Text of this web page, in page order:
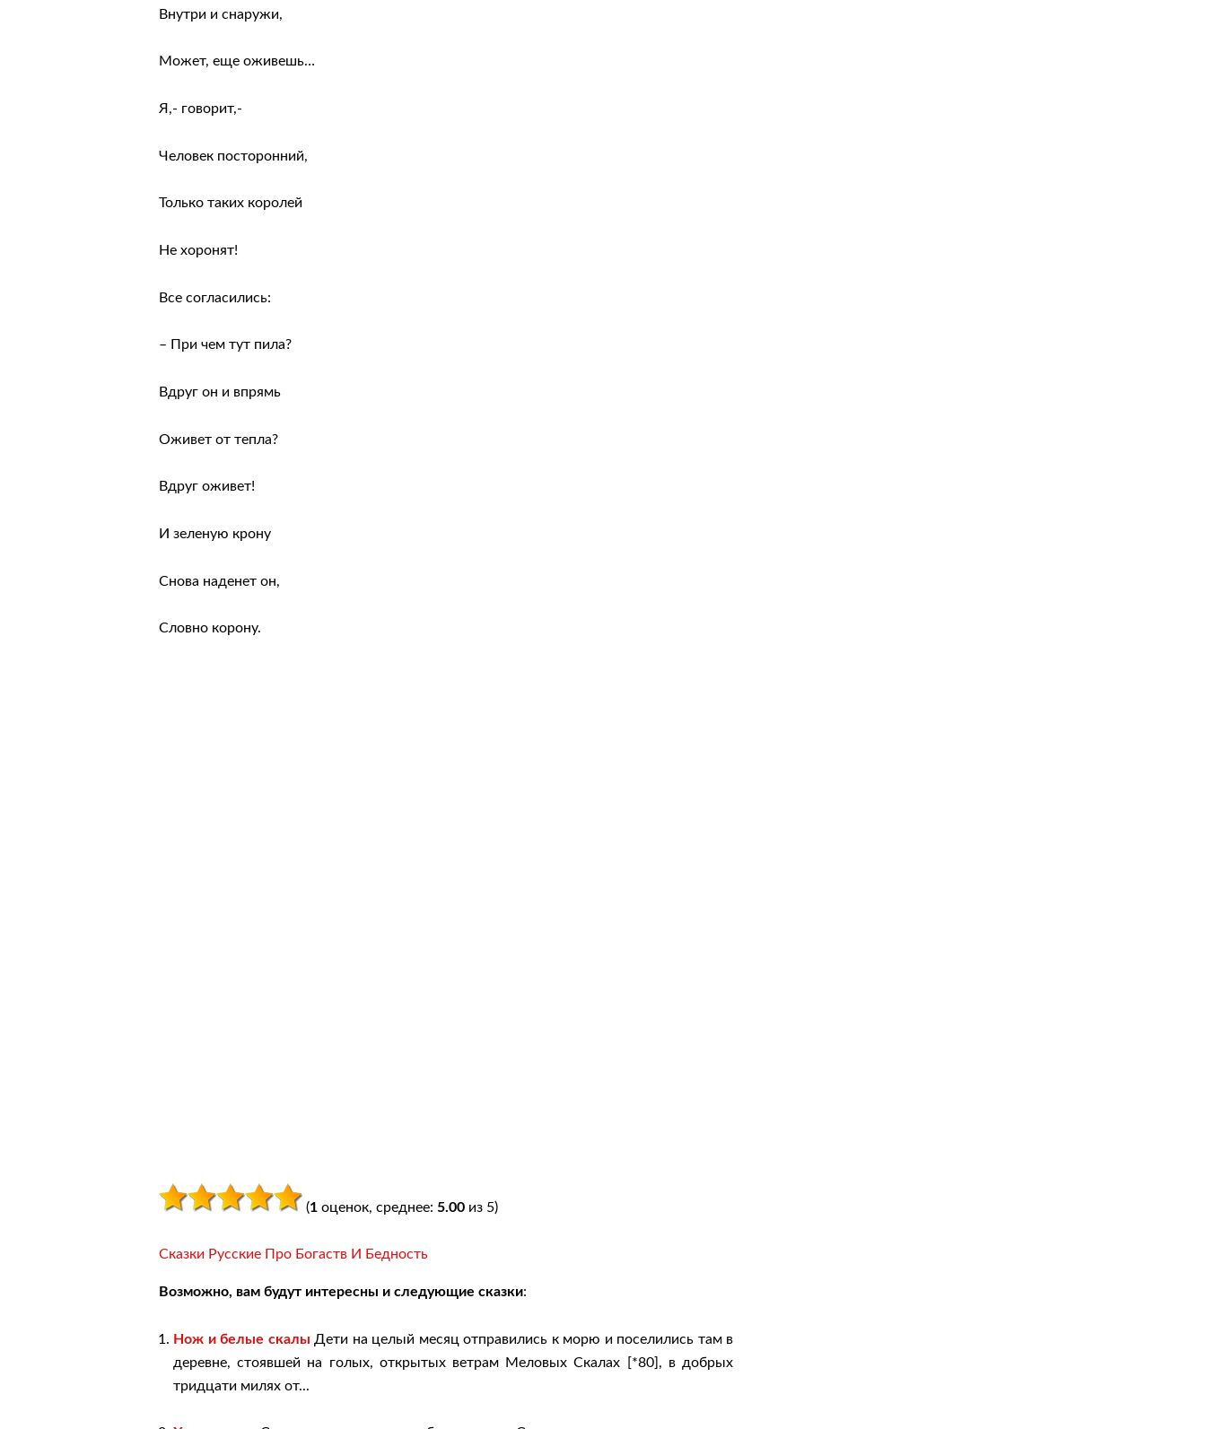
Внутри и снаружи,
Может, еще оживешь…
Я,- говорит,-
Человек посторонний,
Только таких королей
Не хоронят!
Все согласились:
– При чем тут пила?
Вдруг он и впрямь
Оживет от тепла?
Вдруг оживет!
И зеленую крону
Снова наденет он,
Словно корону.
(1 оценок, среднее: 5.00 из 5)
Сказки Русские Про Богаств И Бедность
Возможно, вам будут интересны и следующие сказки:
Нож и белые скалы Дети на целый месяц отправились к морю и поселились там в
деревне, стоявшей на голых, открытых ветрам Меловых Скалах [*80], в добрых
тридцати милях от...